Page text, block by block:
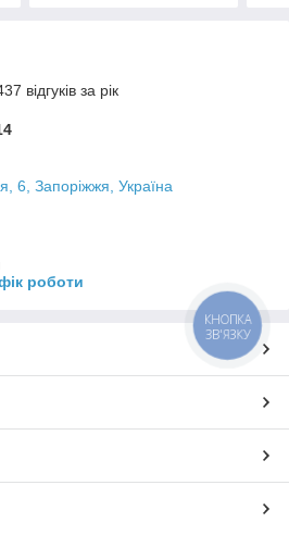
відгуків за рік
6, Запоріжжя, Україна
роботи
КНОПКА
ЗВ'ЯЗКУ